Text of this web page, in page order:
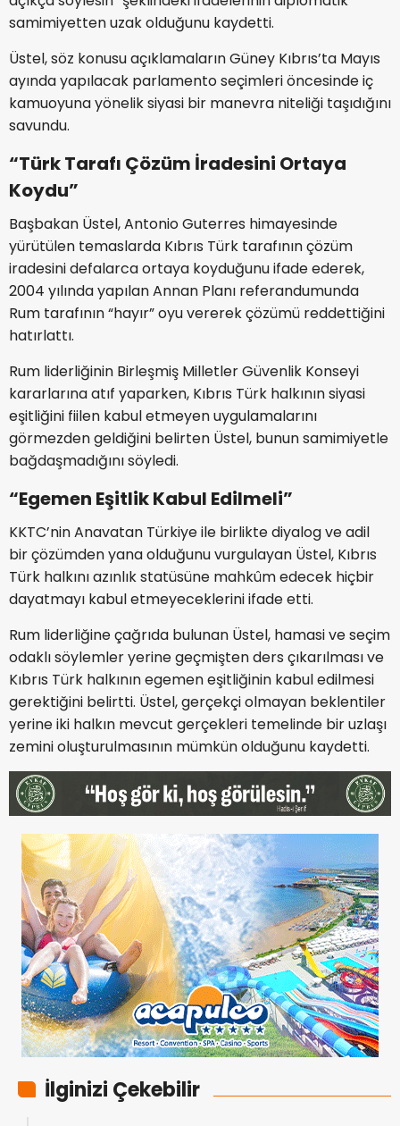
samimiyetten uzak olduğunu kaydetti.
Üstel, söz konusu açıklamaların Güney Kıbrıs’ta Mayıs
ayında yapılacak parlamento seçimleri öncesinde iç
kamuoyuna yönelik siyasi bir manevra niteliği taşıdığını
savundu.
“Türk Tarafı Çözüm İradesini Ortaya
Koydu”
Başbakan Üstel, Antonio Guterres himayesinde
yürütülen temaslarda Kıbrıs Türk tarafının çözüm
iradesini defalarca ortaya koyduğunu ifade ederek,
2004 yılında yapılan Annan Planı referandumunda
Rum tarafının “hayır” oyu vererek çözümü reddettiğini
hatırlattı.
Rum liderliğinin Birleşmiş Milletler Güvenlik Konseyi
kararlarına atıf yaparken, Kıbrıs Türk halkının siyasi
eşitliğini fiilen kabul etmeyen uygulamalarını
görmezden geldiğini belirten Üstel, bunun samimiyetle
bağdaşmadığını söyledi.
“Egemen Eşitlik Kabul Edilmeli”
KKTC’nin Anavatan Türkiye ile birlikte diyalog ve adil
bir çözümden yana olduğunu vurgulayan Üstel, Kıbrıs
Türk halkını azınlık statüsüne mahkûm edecek hiçbir
dayatmayı kabul etmeyeceklerini ifade etti.
Rum liderliğine çağrıda bulunan Üstel, hamasi ve seçim
odaklı söylemler yerine geçmişten ders çıkarılması ve
Kıbrıs Türk halkının egemen eşitliğinin kabul edilmesi
gerektiğini belirtti. Üstel, gerçekçi olmayan beklentiler
yerine iki halkın mevcut gerçekleri temelinde bir uzlaşı
zemini oluşturulmasının mümkün olduğunu kaydetti.
İlginizi Çekebilir